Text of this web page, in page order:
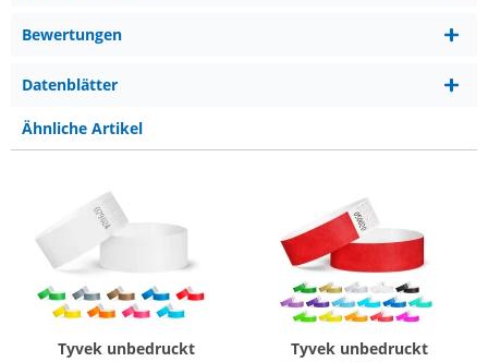
Bewertungen
Datenblätter
Ähnliche Artikel
Tyvek unbedruckt Tyvek unbedruckt